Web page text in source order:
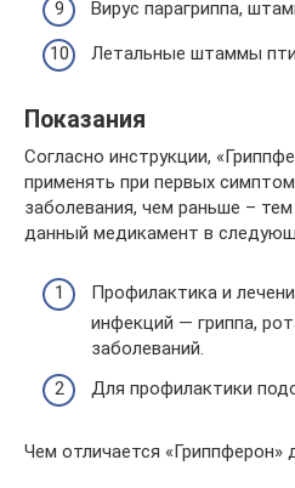
Вирус парагриппа,
Летальные штаммы
Показания
Согласно инструкции,
применять при первых
заболевания, чем раньше –
данный медикамент в
Профилактика и
инфекций — гриппа,
заболеваний.
Для профилактики
Чем отличается «Гриппферон»